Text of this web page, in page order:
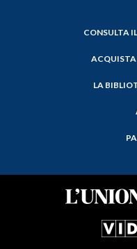
CONSULTA
LA